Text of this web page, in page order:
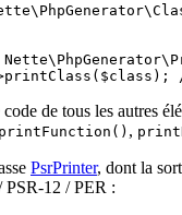
de tous les autres
printFunction() ,
PsrPrinter, dont la
PSR-12 / PER :